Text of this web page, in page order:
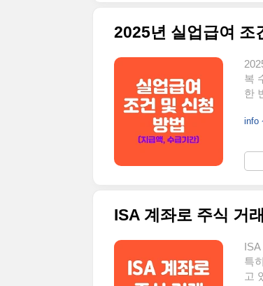
2025년 실업급여 조
복
한
을
용
가
info
ISA 계좌로 주식 거
특
고